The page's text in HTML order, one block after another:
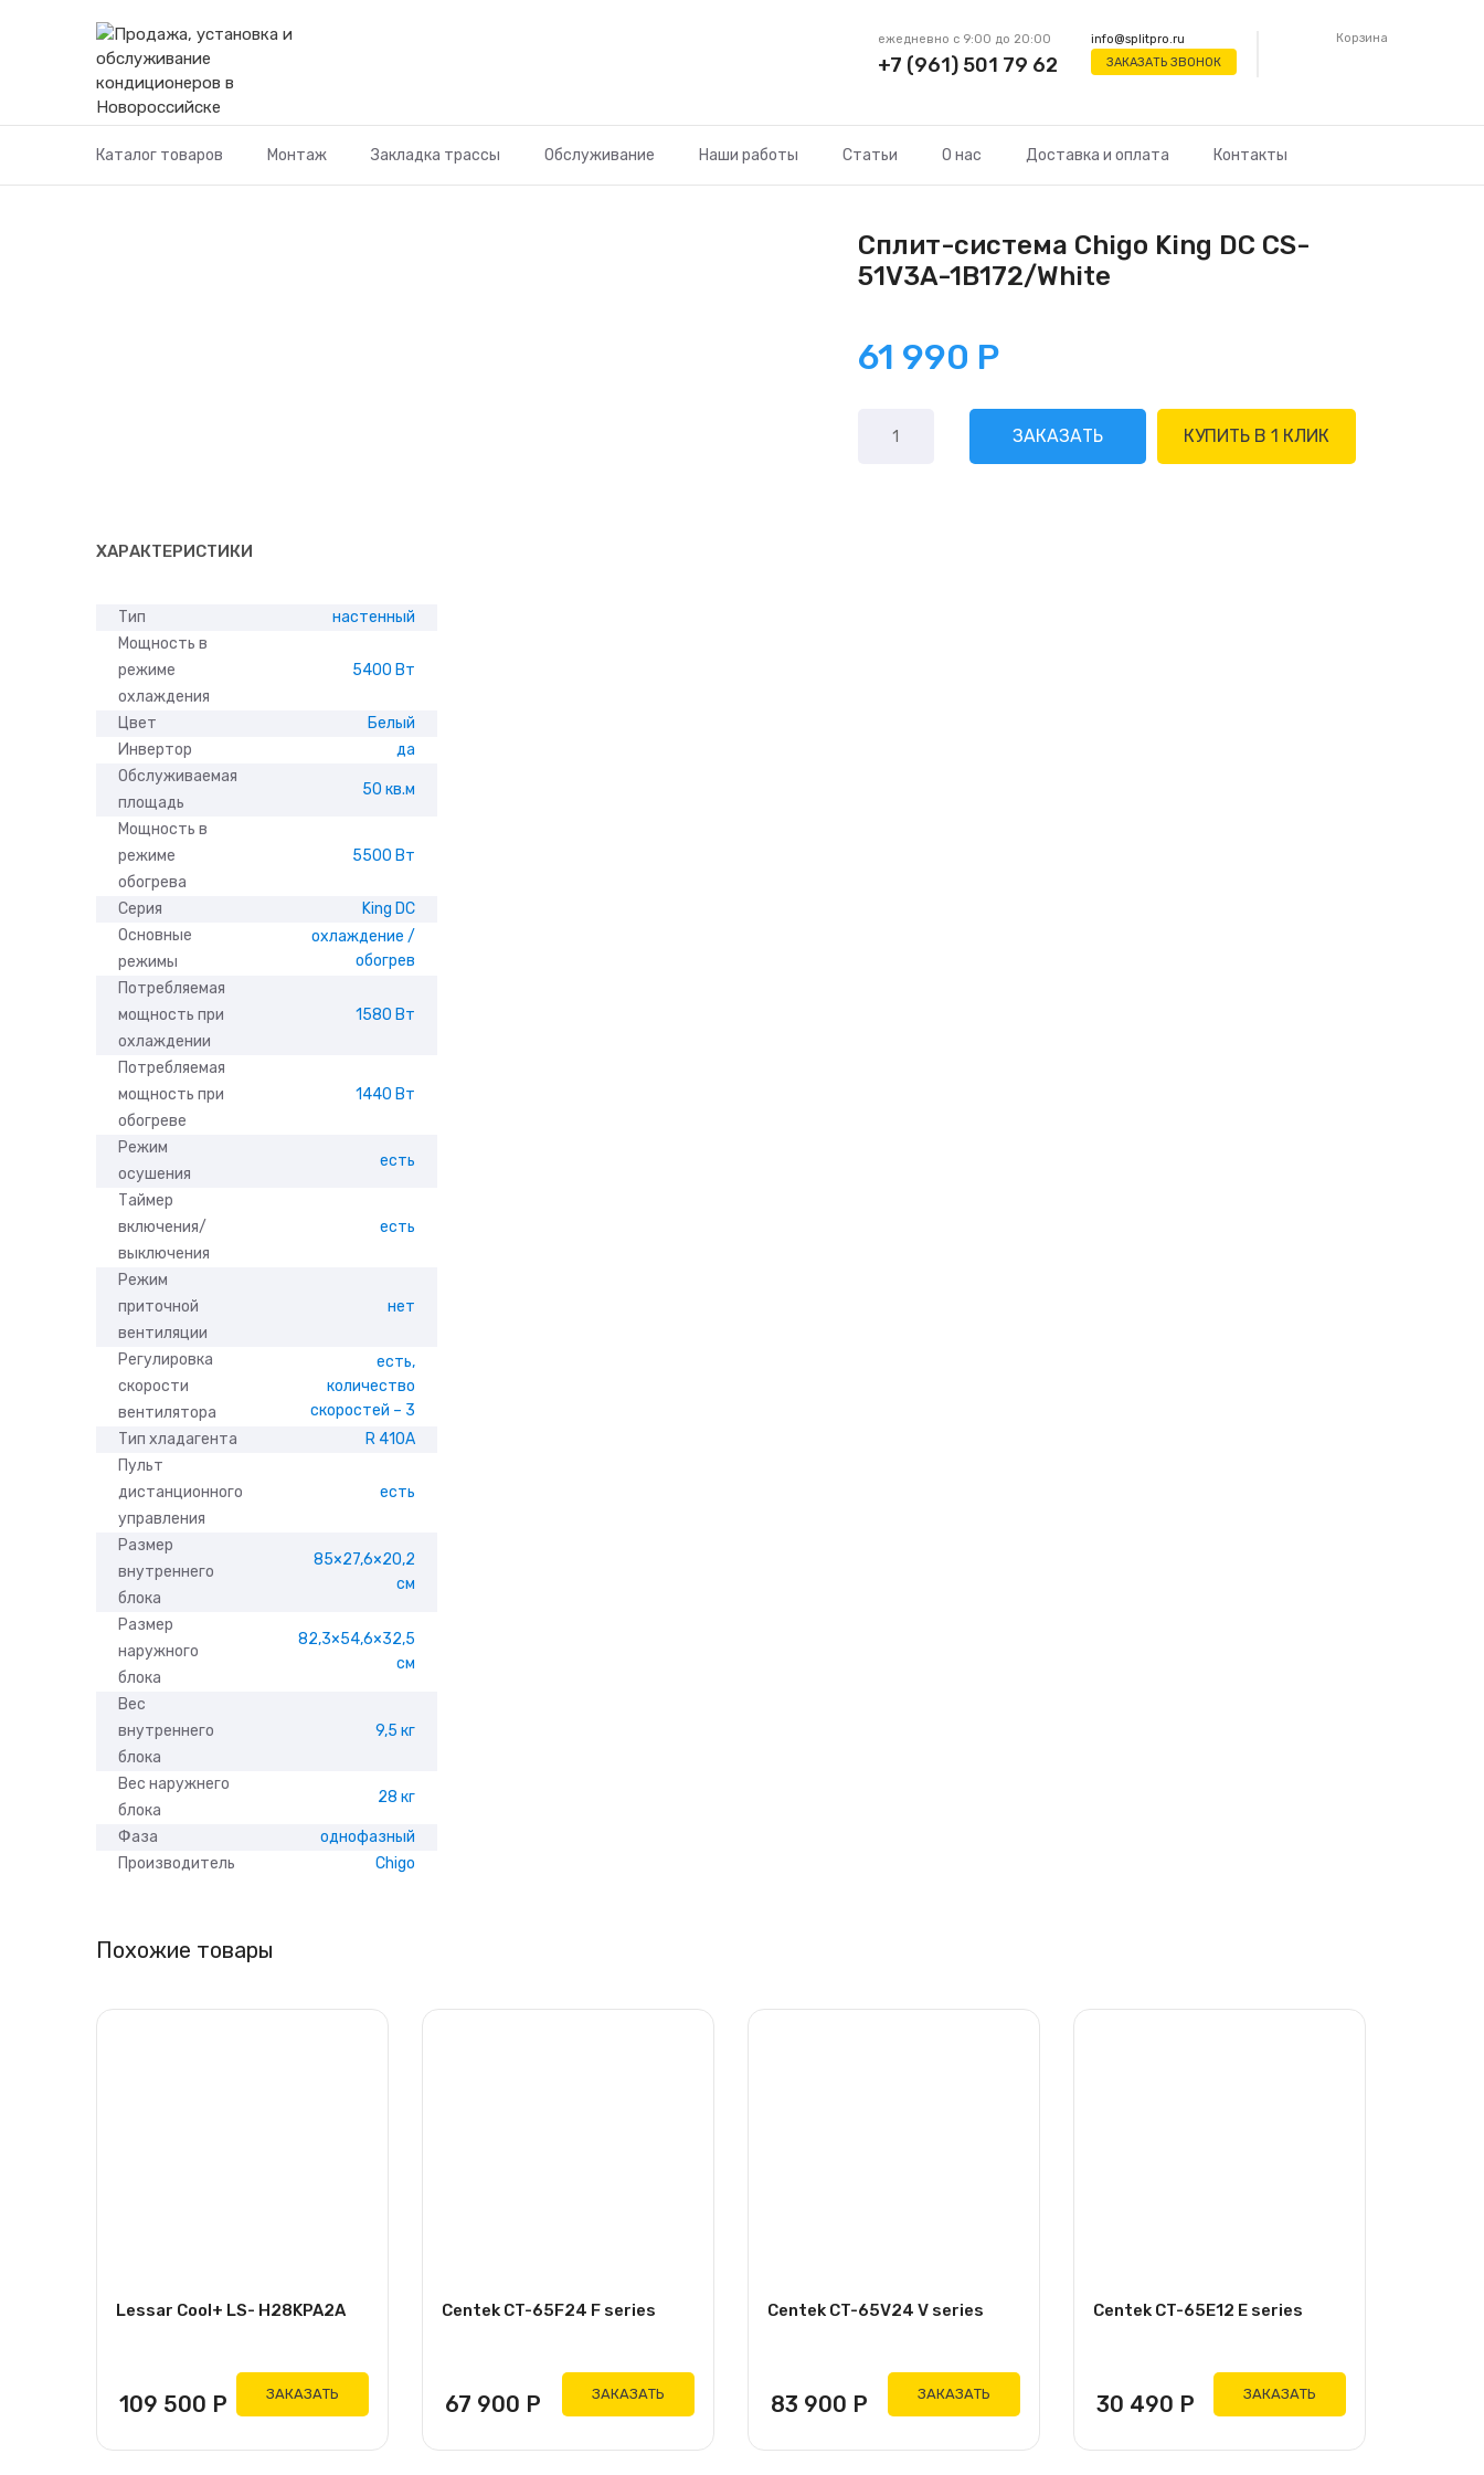
содержимому
info@splitpro.ru
ЗАКАЗАТЬ ЗВОНОК
ежедневно с 9:00 до 20:00
+7 (961) 501 79 62
Корзина
Каталог товаров Монтаж Закладка трассы Обслуживание Наши работы Статьи О нас Доставка и оплата Контакты
Сплит-система Chigo King DC CS-
51V3A-1B172/White
61 990 Р
товара
ЗАКАЗАТЬ КУПИТЬ В 1 КЛИК
ХАРАКТЕРИСТИКИ
Тип
настенный
Мощность в
режиме
охлаждения
5400 Вт
Цвет
Белый
Инвертор
да
Обслуживаемая
площадь
50 кв.м
Мощность в
режиме
обогрева
5500 Вт
Серия
King DC
Основные
режимы
охлаждение /
обогрев
Потребляемая
мощность при
охлаждении
1580 Вт
Потребляемая
мощность при
обогреве
1440 Вт
Режим
осушения
есть
Таймер
включения/
выключения
есть
Режим
приточной
вентиляции
нет
Регулировка
скорости
вентилятора
есть,
количество
скоростей – 3
Тип хладагента
R 410A
Пульт
дистанционного
управления
есть
Размер
внутреннего
блока
85×27,6×20,2
см
Размер
наружного
блока
82,3×54,6×32,5
см
Вес
внутреннего
блока
9,5 кг
Вес наружнего
блока
28 кг
Фаза
однофазный
Производитель
Chigo
Похожие товары
Lessar Cool+ LS- H28KPA2A
109 500 Р ЗАКАЗАТЬ
Centek CT-65F24 F series
67 900 Р ЗАКАЗАТЬ
Centek CT-65V24 V series
83 900 Р ЗАКАЗАТЬ
Centek CT-65E12 E series
30 490 Р ЗАКАЗАТЬ